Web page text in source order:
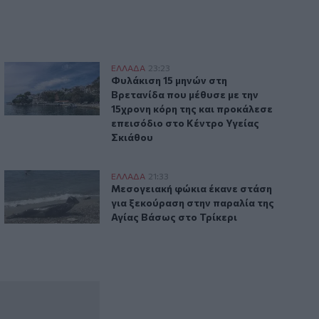
Αττικοβοιωτία
η μέγα-πυρκαγιά στην Αττικοβοιωτία
Φυλάκιση 15 μηνών στη Βρετανίδα που μέθυσε με την
ΕΛΛAΔΑ 23:23
Φυλάκιση 15 μηνών στη Βρετανίδα που
Φυλάκιση 15 μηνών στη
Βρετανίδα που μέθυσε με την
15χρονη κόρη της και προκάλεσε
επεισόδιο στο Κέντρο Υγείας
Σκιάθου
λάθη»
επικοινωνιακά λάθη»
ποσό από ηλικιωμένη
Μεσογειακή φώκια έκανε στάση για ξεκούραση στην
ΕΛΛAΔΑ 21:33
Μεσογειακή φώκια έκανε στάση για
Μεσογειακή φώκια έκανε στάση
για ξεκούραση στην παραλία της
Αγίας Βάσως στο Τρίκερι